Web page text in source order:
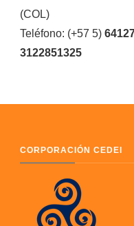
(COL)
Teléfono: (+57 5)
3122851325
CORPORACIÓN CEDEI